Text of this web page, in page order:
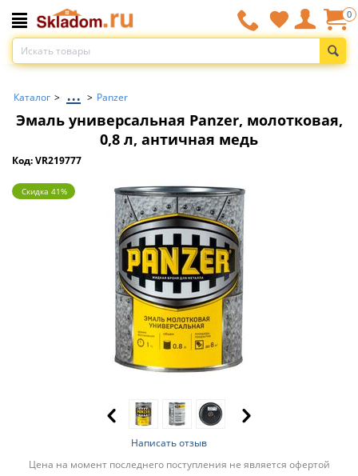
0
Каталог > ... > Panzer
Эмаль универсальная Panzer, молотковая,
0,8 л, античная медь
Код: VR219777
Скидка 41%
Написать отзыв
Цена на момент последнего поступления не является офертой